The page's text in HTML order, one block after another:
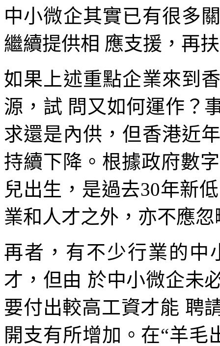
中小微企其實已有很多
繼續提供相 應支援，再
如果上述重點企業來到
源，試 問又如何運作？
求還是內供，但香港近
持續下降。根據政府數
兒出生，是過去30年新
業和人才之外，亦不應
再者，有不少行業的中
才，但由 於中小微企未
要付出較高工資才能 聘
開支有所增加。在“羊毛